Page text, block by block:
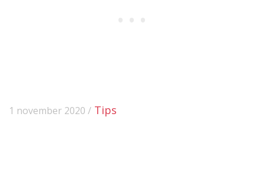
1 november 2020 / Tips